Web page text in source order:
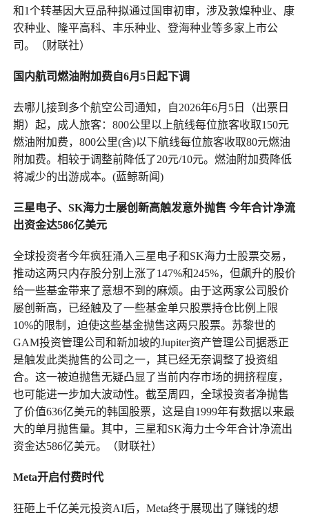
和1个转基因大豆品种拟通过国审初审，涉及敦煌种业、康
农种业、隆平高科、丰乐种业、登海种业等多家上市公
司。（财联社）
国内航司燃油附加费自6月5日起下调
去哪儿接到多个航空公司通知，自2026年6月5日（出票日
期）起，成人旅客：800公里以上航线每位旅客收取150元
燃油附加费，800公里(含)以下航线每位旅客收取80元燃油
附加费。相较于调整前降低了20元/10元。燃油附加费降低
将减少的出游成本。(蓝鲸新闻)
三星电子、SK海力士屡创新高触发意外抛售 今年合计净流
出资金达586亿美元
全球投资者今年疯狂涌入三星电子和SK海力士股票交易，
推动这两只内存股分别上涨了147%和245%，但飙升的股价
给一些基金带来了意想不到的麻烦。由于这两家公司股价
屡创新高，已经触及了一些基金单只股票持仓比例上限
10%的限制，迫使这些基金抛售这两只股票。苏黎世的
GAM投资管理公司和新加坡的Jupiter资产管理公司据悉正
是触发此类抛售的公司之一，其已经无奈调整了投资组
合。这一被迫抛售无疑凸显了当前内存市场的拥挤程度，
也可能进一步加大波动性。截至周四，全球投资者净抛售
了价值636亿美元的韩国股票，这是自1999年有数据以来最
大的单月抛售量。其中，三星和SK海力士今年合计净流出
资金达586亿美元。（财联社）
Meta开启付费时代
狂砸上千亿美元投资AI后，Meta终于展现出了赚钱的想